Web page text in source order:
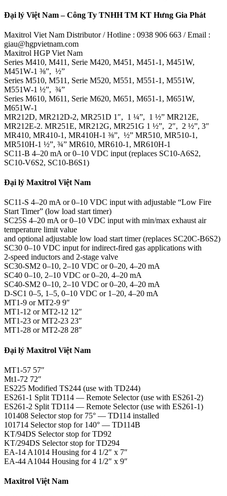
Đại lý Việt Nam – Công Ty TNHH TM KT Hưng Gia Phát
Maxitrol Viet Nam Distributor / Hotline : 0938 906 663 / Email :
giau@hgpvietnam.com
Maxitrol HGP Viet Nam
Series M410, M411, Serie M420, M451, M451‑1, M451W,
M451W‑1 ⅜”, ½”
Series M510, M511, Serie M520, M551, M551‑1, M551W,
M551W‑1 ½”, ¾”
Series M610, M611, Serie M620, M651, M651‑1, M651W,
M651W‑1
MR212D, MR212D‑2, MR251D 1″, 1 ¼”, 1 ½” MR212E,
MR212E‑2. MR251E, MR212G, MR251G 1 ½”, 2″, 2 ½”, 3″
MR410, MR410‑1, MR410H‑1 ⅜”, ½” MR510, MR510‑1,
MR510H‑1 ½”, ¾” MR610, MR610‑1, MR610H‑1
SC11‑B 4–20 mA or 0–10 VDC input (replaces SC10-A6S2,
SC10-V6S2, SC10-B6S1)
Đại lý Maxitrol Việt Nam
SC11‑S 4–20 mA or 0–10 VDC input with adjustable “Low Fire
Start Timer” (low load start timer)
SC25S 4–20 mA or 0–10 VDC input with min/max exhaust air
temperature limit value
and optional adjustable low load start timer (replaces SC20C-B6S2)
SC30 0–10 VDC input for indirect-fired gas applications with
2‑speed inductors and 2‑stage valve
SC30-SM2 0–10, 2–10 VDC or 0–20, 4–20 mA
SC40 0–10, 2–10 VDC or 0–20, 4–20 mA
SC40-SM2 0–10, 2–10 VDC or 0–20, 4–20 mA
D‑SC1 0–5, 1–5, 0–10 VDC or 1–20, 4–20 mA
MT1‑9 or MT2‑9 9″
MT1-12 or MT2-12 12″
MT1-23 or MT2-23 23″
MT1-28 or MT2-28 28″
Đại lý Maxitrol Việt Nam
MT1-57 57″
Mt1-72 72″
ES225 Modified TS244 (use with TD244)
ES261‑1 Split TD114 — Remote Selector (use with ES261‑2)
ES261‑2 Split TD114 — Remote Selector (use with ES261‑1)
101408 Selector stop for 75° — TD114 installed
101714 Selector stop for 140° — TD114B
KT/94DS Selector stop for TD92
KT/294DS Selector stop for TD294
EA-14 A1014 Housing for 4 1/2″ x 7″
EA-44 A1044 Housing for 4 1/2″ x 9″
Maxitrol Việt Nam